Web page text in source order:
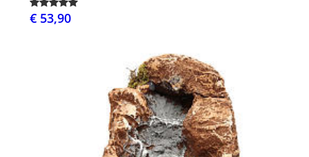
€ 53,90